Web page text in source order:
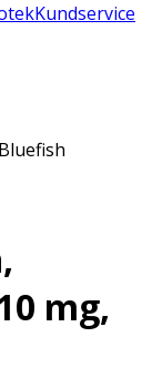
Kundservice
mg,